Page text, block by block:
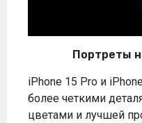
Портреты
iPhone 15 Pro и
более четкими
цветами и лучшей